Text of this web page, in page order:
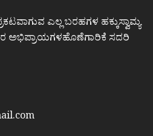
ಎಲ್ಲ ಬರಹಗಳ ಹಕ್ಕುಸ್ವಾಮ್ಯ
ಅಭಿಪ್ರಾಯಗಳಹೊಣೆಗಾರಿಕೆ ಸದರಿ